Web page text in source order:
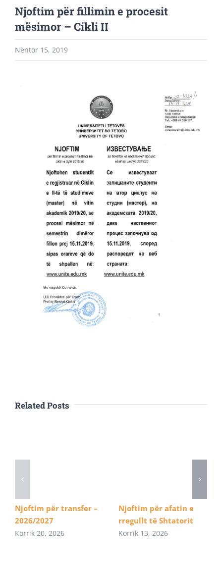
Njoftim për fillimin e procesit
mësimor – Cikli II
Nëntor 15, 2019
Related Posts
Njoftim për transfer –
2026/2027
Korrik 20, 2026
Njoftim për afatin e
rregullt të Shtatorit
Korrik 13, 2026